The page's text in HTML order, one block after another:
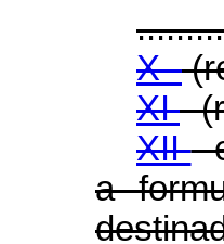
X -
XI-
XII-
a